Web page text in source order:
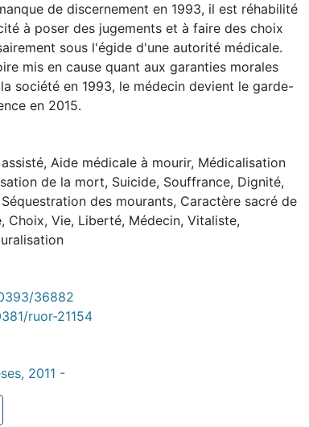
de discernement en 1993, il est réhabilité
à poser des jugements et à faire des choix
sous l'égide d'une autorité médicale.
mis en cause quant aux garanties morales
société en 1993, le médecin devient le garde-
en 2015.
, Aide médicale à mourir, Médicalisation
de la mort, Suicide, Souffrance, Dignité,
Séquestration des mourants, Caractère sacré de
, Choix, Vie, Liberté, Médecin, Vitaliste,
36882
ruor-21154
2011 -